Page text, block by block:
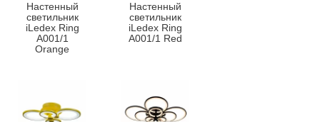
Настенный
светильник
iLedex Ring
A001/1
Orange
Настенный
светильник
iLedex Ring
A001/1 Red